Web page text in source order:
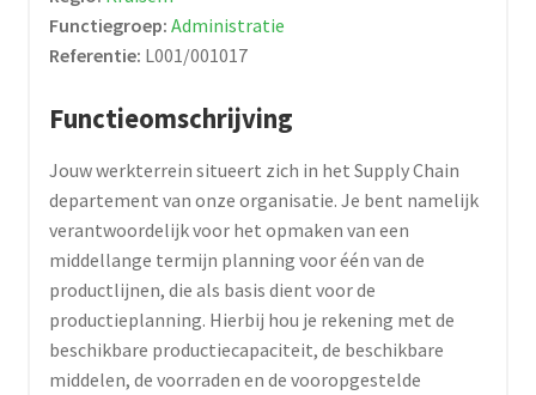
Functiegroep: Administratie
Referentie: L001/001017
Functieomschrijving
Jouw werkterrein situeert zich in het Supply Chain
departement van onze organisatie. Je bent namelijk
verantwoordelijk voor het opmaken van een
middellange termijn planning voor één van de
productlijnen, die als basis dient voor de
productieplanning. Hierbij hou je rekening met de
beschikbare productiecapaciteit, de beschikbare
middelen, de voorraden en de vooropgestelde